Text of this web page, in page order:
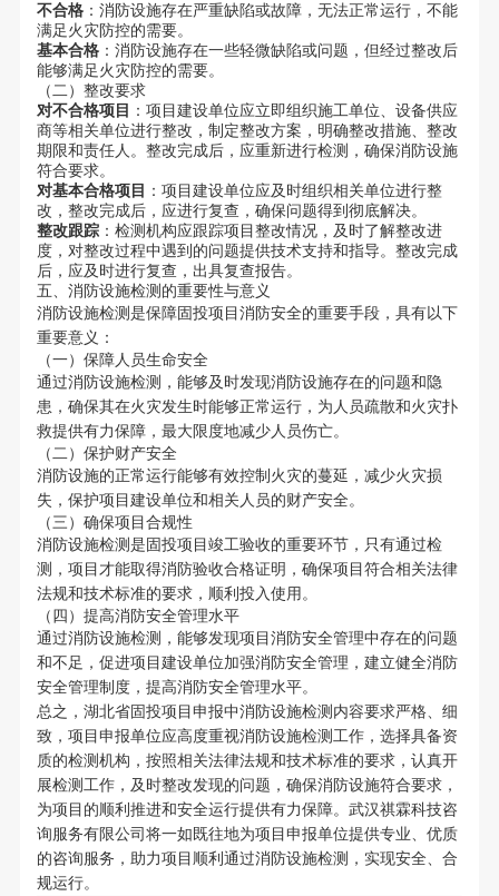
不合格：消防设施存在严重缺陷或故障，无法正常运行，不能
满足火灾防控的需要。
基本合格：消防设施存在一些轻微缺陷或问题，但经过整改后
能够满足火灾防控的需要。
（二）整改要求
对不合格项目 ：项目建设单位应立即组织施工单位、设备供应
商等相关单位进行整改，制定整改方案，明确整改措施、整改
期限和责任人。整改完成后，应重新进行检测，确保消防设施
符合要求。
对基本合格项目 ：项目建设单位应及时组织相关单位进行整
改，整改完成后，应进行复查，确保问题得到彻底解决。
整改跟踪：检测机构应跟踪项目整改情况，及时了解整改进
度，对整改过程中遇到的问题提供技术支持和指导。整改完成
后，应及时进行复查，出具复查报告。
五、消防设施检测的重要性与意义
消防设施检测是保障固投项目消防安全的重要手段，具有以下
重要意义：
（一）保障人员生命安全
通过消防设施检测，能够及时发现消防设施存在的问题和隐
患，确保其在火灾发生时能够正常运行，为人员疏散和火灾扑
救提供有力保障，最大限度地减少人员伤亡。
（二）保护财产安全
消防设施的正常运行能够有效控制火灾的蔓延，减少火灾损
失，保护项目建设单位和相关人员的财产安全。
（三）确保项目合规性
消防设施检测是固投项目竣工验收的重要环节，只有通过检
测，项目才能取得消防验收合格证明，确保项目符合相关法律
法规和技术标准的要求，顺利投入使用。
（四）提高消防安全管理水平
通过消防设施检测，能够发现项目消防安全管理中存在的问题
和不足，促进项目建设单位加强消防安全管理，建立健全消防
安全管理制度，提高消防安全管理水平。
总之，湖北省固投项目申报中消防设施检测内容要求严格、细
致，项目申报单位应高度重视消防设施检测工作，选择具备资
质的检测机构，按照相关法律法规和技术标准的要求，认真开
展检测工作，及时整改发现的问题，确保消防设施符合要求，
为项目的顺利推进和安全运行提供有力保障。武汉祺霖科技咨
询服务有限公司将一如既往地为项目申报单位提供专业、优质
的咨询服务，助力项目顺利通过消防设施检测，实现安全、合
规运行。